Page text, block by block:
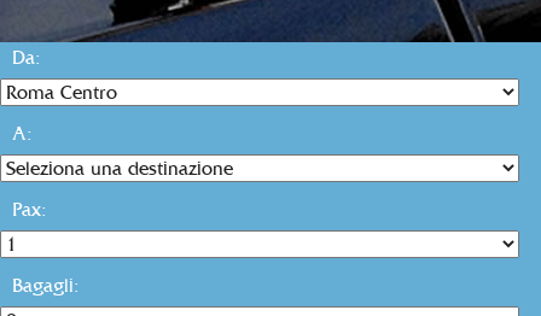
Da:
A:
Pax:
Bagagli: